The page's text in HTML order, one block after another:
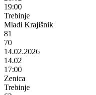
19:00
Trebinje
Mladi Krajišnik
81
70
14.02.2026
14.02
17:00
Zenica
Trebinje